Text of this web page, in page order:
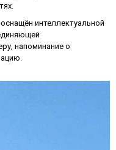
интеллектуальной
напоминание о